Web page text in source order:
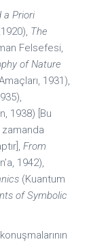
a Priori
The
Felsefesi,
of Nature
1931),
1938) [Bu
zamanda
From
1942),
(Kuantum
of Symbolic